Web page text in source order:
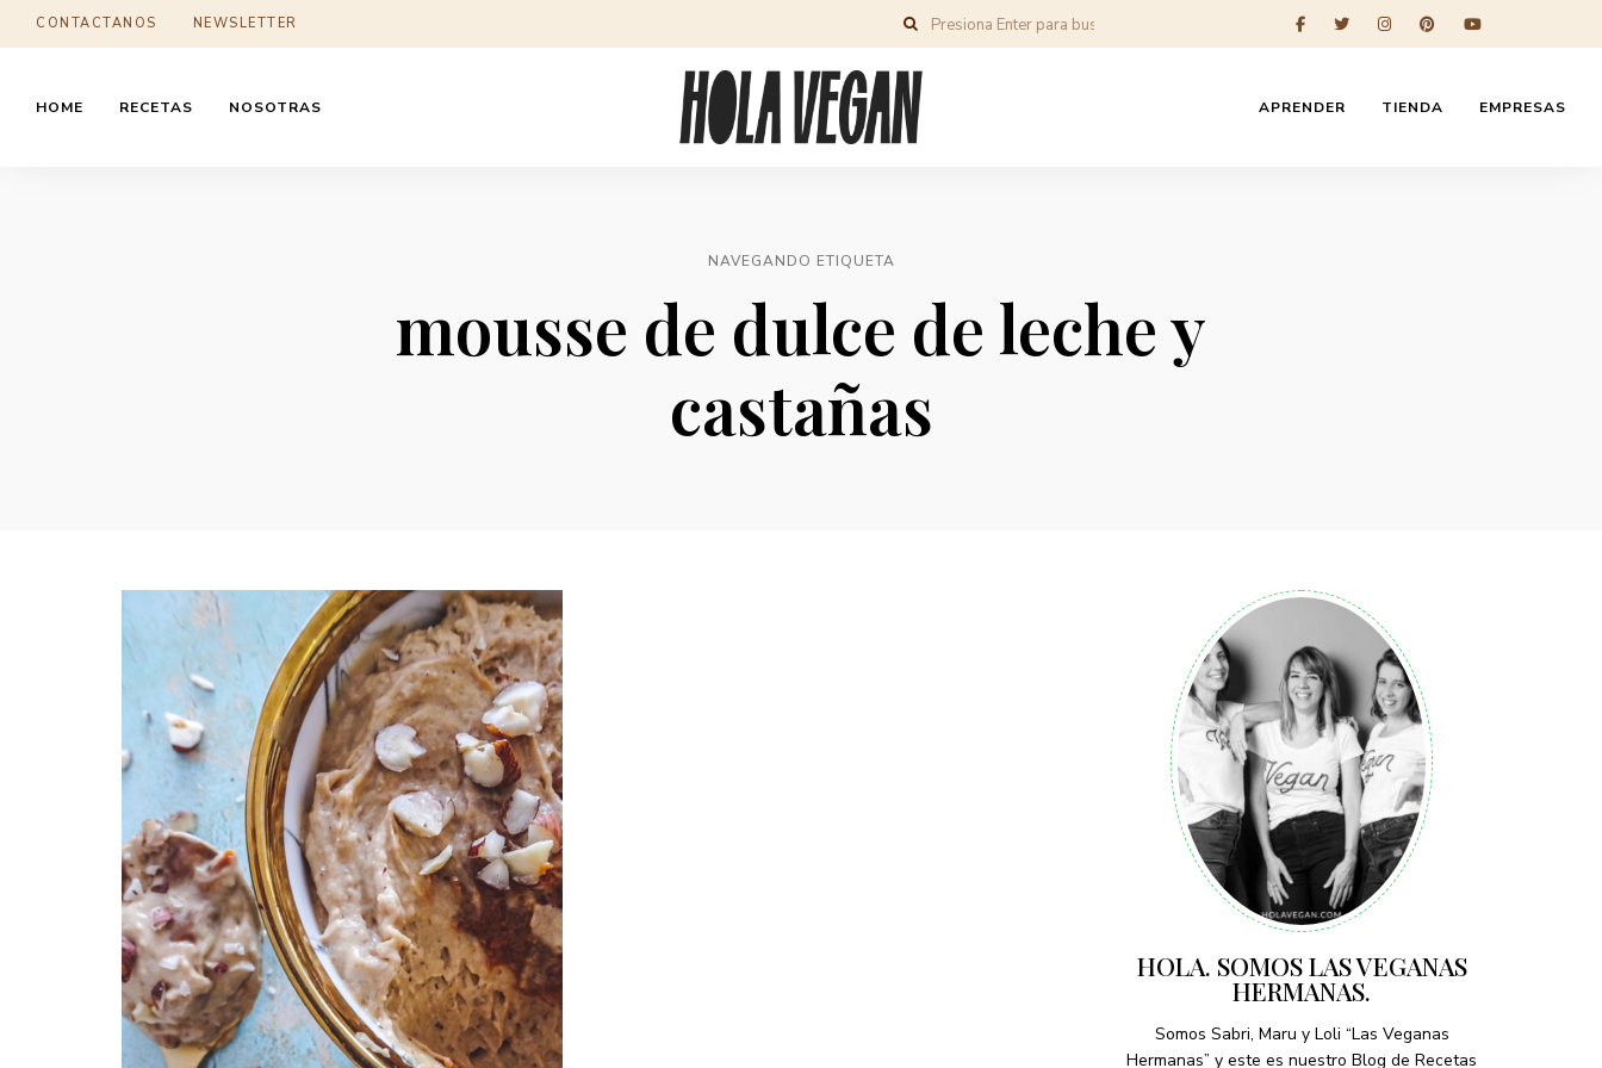
CONTACTANOS NEWSLETTER
HOME RECETAS NOSOTRAS APRENDER TIENDA EMPRESAS
NAVEGANDO ETIQUETA
mousse de dulce de leche y
castañas
HOLA. SOMOS LAS VEGANAS
HERMANAS.
Somos Sabri, Maru y Loli “Las Veganas
Hermanas” y este es nuestro Blog de Recetas